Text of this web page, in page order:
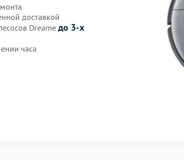
доставкой
Dreame до 3-х
часа